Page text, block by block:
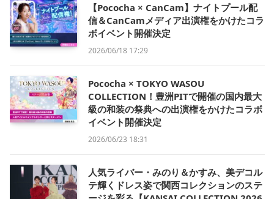
【Pococha × CanCam】ナイトプール配
信＆CanCamメディア出演権をかけたコラ
ボイベント開催決定
2026/06/18 17:29
Pococha × TOKYO WASOU
COLLECTION！豊洲PITで開催の国内最大
級の和装の祭典への出演権をかけたコラボ
イベント開催決定
2026/06/23 18:31
人気ライバー・みのり＆かすみ、美デコル
テ輝くドレス姿で関西コレクションのステ